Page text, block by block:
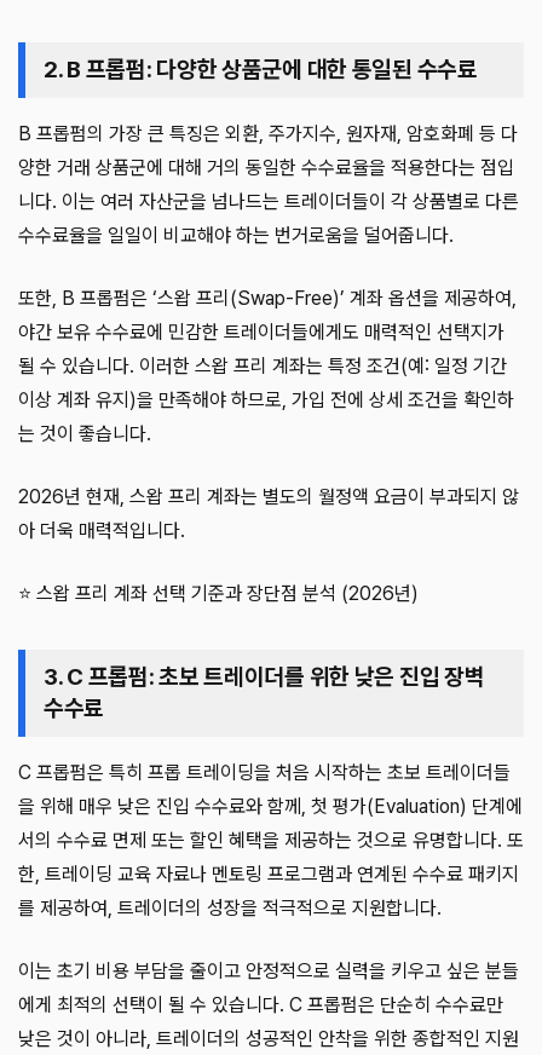
2. B 프롭펌: 다양한 상품군에 대한 통일된 수수료
B 프롭펌의 가장 큰 특징은 외환, 주가지수, 원자재, 암호화폐 등 다
양한 거래 상품군에 대해 거의 동일한 수수료율을 적용한다는 점입
니다. 이는 여러 자산군을 넘나드는 트레이더들이 각 상품별로 다른
수수료율을 일일이 비교해야 하는 번거로움을 덜어줍니다.
또한, B 프롭펌은 ‘스왑 프리(Swap-Free)’ 계좌 옵션을 제공하여,
야간 보유 수수료에 민감한 트레이더들에게도 매력적인 선택지가
될 수 있습니다. 이러한 스왑 프리 계좌는 특정 조건(예: 일정 기간
이상 계좌 유지)을 만족해야 하므로, 가입 전에 상세 조건을 확인하
는 것이 좋습니다.
2026년 현재, 스왑 프리 계좌는 별도의 월정액 요금이 부과되지 않
아 더욱 매력적입니다.
⭐ 스왑 프리 계좌 선택 기준과 장단점 분석 (2026년)
3. C 프롭펌: 초보 트레이더를 위한 낮은 진입 장벽
수수료
C 프롭펌은 특히 프롭 트레이딩을 처음 시작하는 초보 트레이더들
을 위해 매우 낮은 진입 수수료와 함께, 첫 평가(Evaluation) 단계에
서의 수수료 면제 또는 할인 혜택을 제공하는 것으로 유명합니다. 또
한, 트레이딩 교육 자료나 멘토링 프로그램과 연계된 수수료 패키지
를 제공하여, 트레이더의 성장을 적극적으로 지원합니다.
이는 초기 비용 부담을 줄이고 안정적으로 실력을 키우고 싶은 분들
에게 최적의 선택이 될 수 있습니다. C 프롭펌은 단순히 수수료만
낮은 것이 아니라, 트레이더의 성공적인 안착을 위한 종합적인 지원